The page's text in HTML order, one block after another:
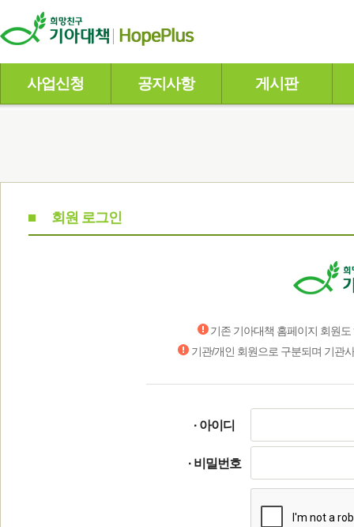
사업신청 공지사항 게시판
회원 로그인
기존 기아대책 홈페이지 회원
기관/개인 회원으로 구분되며 기관
· 아이디
· 비밀번호